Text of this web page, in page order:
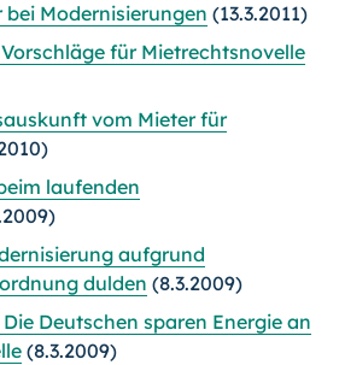
Modernisierungen (13.3.2011)
für Mietrechtsnovelle
vom Mieter für
laufenden
aufgrund
dulden (8.3.2009)
Deutschen sparen Energie an
(8.3.2009)